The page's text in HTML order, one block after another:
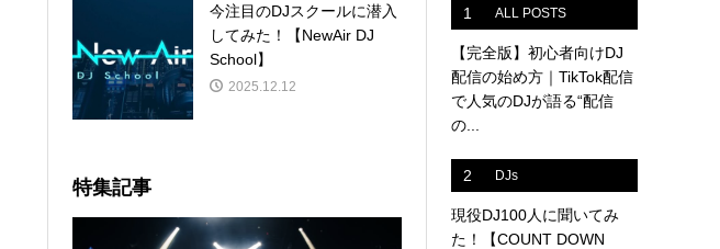
今注目のDJスクールに潜入
してみた！【NewAir DJ
School】
2025.12.12
特集記事
1 ALL POSTS
【完全版】初心者向けDJ
配信の始め方｜TikTok配信
で人気のDJが語る“配信
の...
2 DJs
現役DJ100人に聞いてみ
た！【COUNT DOWN